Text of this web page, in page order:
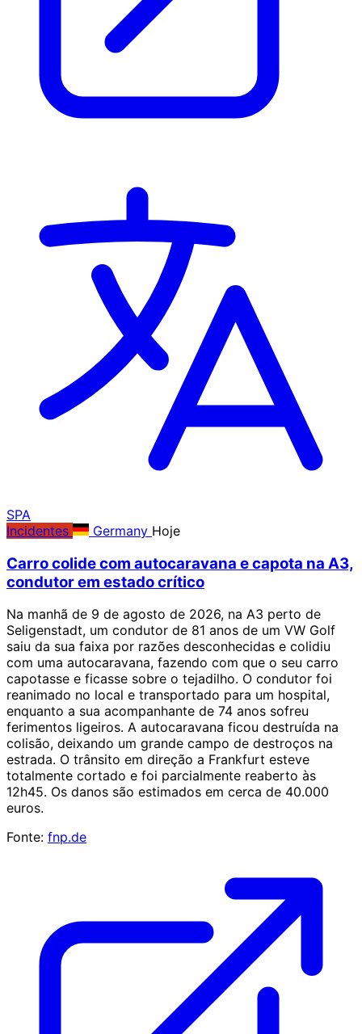
SPA
Incidentes
Germany Hoje
Carro colide com autocaravana e capota na A3,
condutor em estado crítico
Na manhã de 9 de agosto de 2026, na A3 perto de
Seligenstadt, um condutor de 81 anos de um VW Golf
saiu da sua faixa por razões desconhecidas e colidiu
com uma autocaravana, fazendo com que o seu carro
capotasse e ficasse sobre o tejadilho. O condutor foi
reanimado no local e transportado para um hospital,
enquanto a sua acompanhante de 74 anos sofreu
ferimentos ligeiros. A autocaravana ficou destruída na
colisão, deixando um grande campo de destroços na
estrada. O trânsito em direção a Frankfurt esteve
totalmente cortado e foi parcialmente reaberto às
12h45. Os danos são estimados em cerca de 40.000
euros.
Fonte: fnp.de